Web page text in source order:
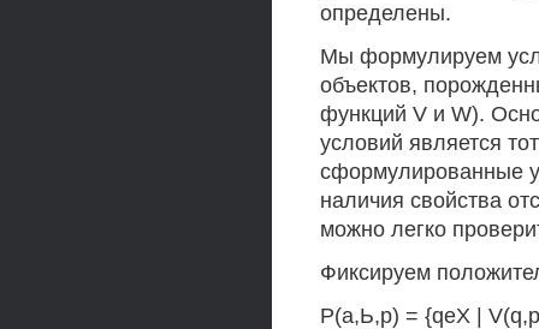
определены.
Мы формулируем
объектов,
функций V и W).
условий является
сформулированные
наличия свойства
можно легко
Фиксируем
Р(а,Ь,р) = {qeX |